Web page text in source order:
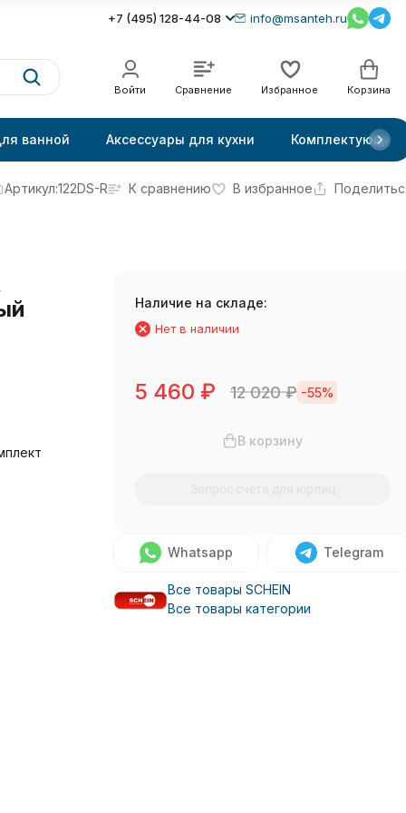
+7 (495) 128-44-08 info@msanteh.ru
Войти Сравнение Избранное Корзина
ванной Аксессуары для кухни Комплектующие
Артикул:122DS-R К сравнению В избранное
Наличие на складе:
Нет в наличии
5 460 ₽ 12 020₽ -55%
В корзину
Whatsapp Telegram
Все товары SCHEIN
Все товары категории